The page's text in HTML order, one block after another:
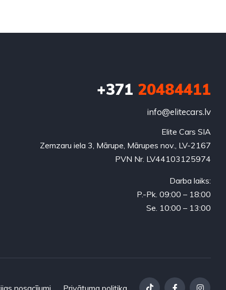
+371 20484411
info@elitecars.lv
Elite Cars SIA
Zemzaru iela 3, Mārupe, Mārupes nov., LV-2167
PVN Nr. LV44103125974
Darba laiks:
P.-Pk. 09:00 – 18:00
Se. 10:00 – 13:00
nosacījumi Privātuma politika